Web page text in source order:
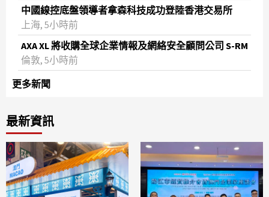
中國線控底盤領導者拿森科技成功登陸香港交易所
上海, 5小時前
AXA XL 將收購全球企業情報及網絡安全顧問公司 S-RM
倫敦, 5小時前
更多新聞
最新資訊